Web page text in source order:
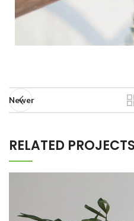
Newer
RELATED PROJECTS